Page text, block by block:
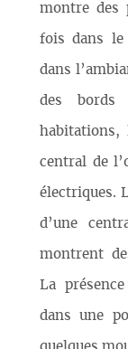
montre des
fois dans le
dans
des bords
central de
électriques.
d’une
montrent
La
dans une